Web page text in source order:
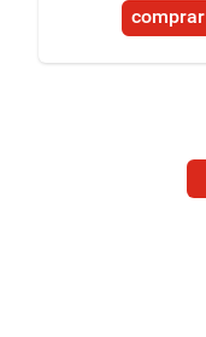
comprar